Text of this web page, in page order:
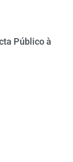
Público à